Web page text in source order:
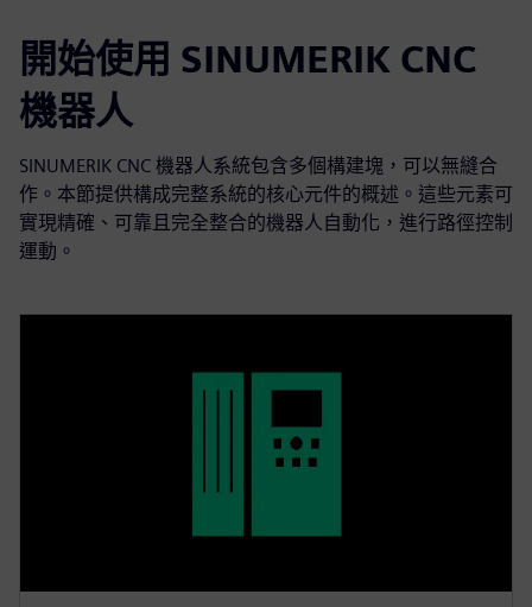
開始使用 SINUMERIK CNC
機器人
SINUMERIK CNC 機器人系統包含多個構建塊，可以無縫合
作。本節提供構成完整系統的核心元件的概述。這些元素可
實現精確、可靠且完全整合的機器人自動化，進行路徑控制
運動。